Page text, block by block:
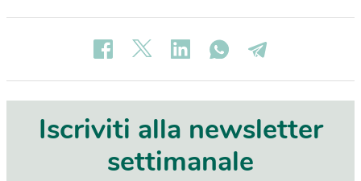
Iscriviti alla newsletter
settimanale